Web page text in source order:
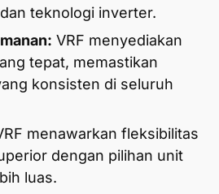
teknologi inverter.
VRF menyediakan
tepat, memastikan
konsisten di seluruh
menawarkan fleksibilitas
dengan pilihan unit
luas.